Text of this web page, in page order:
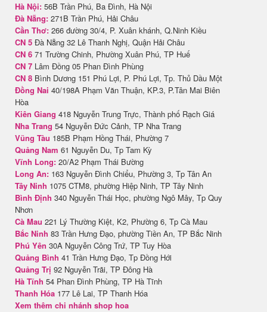
Hà Nội: 56B Trần Phú, Ba Đình, Hà Nội
Đà Nẵng: 271B Trần Phú, Hải Châu
Cần Thơ: 266 đường 30/4, P. Xuân khánh, Q.Ninh Kiều
CN 5 Đà Nẵng 32 Lê Thanh Nghị, Quận Hải Châu
CN 6 71 Trường Chinh, Phường Xuân Phú, TP Huế
CN 7 Lâm Đồng 05 Phan Đình Phùng
CN 8 Bình Dương 151 Phú Lợi, P. Phú Lợi, Tp. Thủ Dầu Một
Đồng Nai 40/198A Phạm Văn Thuận, KP.3, P.Tân Mai Biên
Hòa
Kiên Giang 418 Nguyễn Trung Trực, Thành phố Rạch Giá
Nha Trang 54 Nguyễn Đức Cảnh, TP Nha Trang
Vũng Tàu 185B Phạm Hồng Thái, Phường 7
Quảng Nam 61 Nguyễn Du, Tp Tam Kỳ
Vĩnh Long: 20/A2 Phạm Thái Bường
Long An: 163 Nguyễn Đình Chiểu, Phường 3, Tp Tân An
Tây Ninh 1075 CTM8, phường Hiệp Ninh, TP Tây Ninh
Bình Định 340 Nguyễn Thái Học, phường Ngô Mây, Tp Quy
Nhơn
Cà Mau 221 Lý Thường Kiệt, K2, Phường 6, Tp Cà Mau
Bắc Ninh 83 Trần Hưng Đạo, phường Tiền An, TP Bắc Ninh
Phú Yên 30A Nguyễn Công Trứ, TP Tuy Hòa
Quảng Bình 41 Trần Hưng Đạo, Tp Đồng Hới
Quảng Trị 92 Nguyễn Trãi, TP Đông Hà
Hà Tĩnh 54 Phan Đình Phùng, TP Hà Tĩnh
Thanh Hóa 177 Lê Lai, TP Thanh Hóa
Xem thêm chi nhánh shop hoa